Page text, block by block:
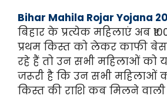
Bihar Mahila Rojar Yojana
बिहार के प्रत्येक महिलाएं अब
प्रथम किस्त को लेकर काफी
रहे हैं तो उन सभी महिलाओं को
जरूरी है कि उन सभी महिलाओं
किस्त की राशि कब मिलने